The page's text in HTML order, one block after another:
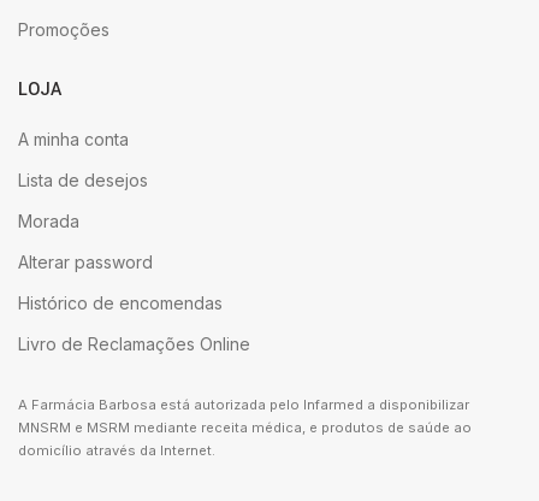
Promoções
LOJA
A minha conta
Lista de desejos
Morada
Alterar password
Histórico de encomendas
Livro de Reclamações Online
A Farmácia Barbosa está autorizada pelo Infarmed a disponibilizar
MNSRM e MSRM mediante receita médica, e produtos de saúde ao
domicílio através da Internet.